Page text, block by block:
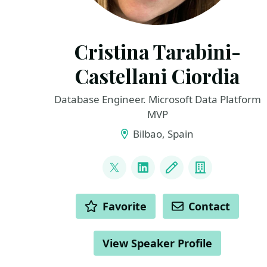
Cristina Tarabini-
Castellani Ciordia
Database Engineer. Microsoft Data Platform
MVP
Bilbao, Spain
@tarabiquetevi
LinkedInBlog Company
ACTIONS Favorite Contact
View Speaker Profile